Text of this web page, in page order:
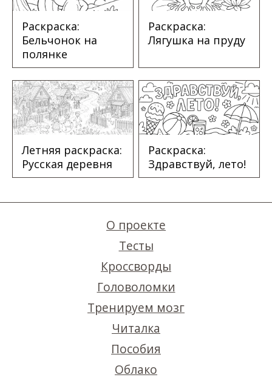
Раскраска:
Бельчонок на
полянке
Раскраска:
Лягушка на пруду
Летняя раскраска:
Русская деревня
Раскраска:
Здравствуй, лето!
О проекте
Тесты
Кроссворды
Головоломки
Тренируем мозг
Читалка
Пособия
Облако